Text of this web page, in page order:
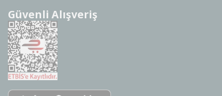
Güvenli Alışveriş